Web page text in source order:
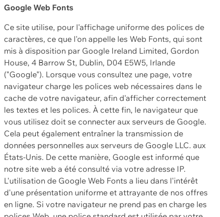
Google Web Fonts
Ce site utilise, pour l'affichage uniforme des polices de
caractères, ce que l'on appelle les Web Fonts, qui sont
mis à disposition par Google Ireland Limited, Gordon
House, 4 Barrow St, Dublin, D04 E5W5, Irlande
("Google"). Lorsque vous consultez une page, votre
navigateur charge les polices web nécessaires dans le
cache de votre navigateur, afin d'afficher correctement
les textes et les polices. À cette fin, le navigateur que
vous utilisez doit se connecter aux serveurs de Google.
Cela peut également entraîner la transmission de
données personnelles aux serveurs de Google LLC. aux
États-Unis. De cette manière, Google est informé que
notre site web a été consulté via votre adresse IP.
L'utilisation de Google Web Fonts a lieu dans l'intérêt
d'une présentation uniforme et attrayante de nos offres
en ligne. Si votre navigateur ne prend pas en charge les